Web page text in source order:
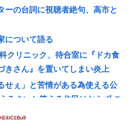
ーの台詞に視聴者絶句、高市と
について語る
クリニック、待合室に『ドカ食
きさん』を置いてしまい炎上
せぇ」と苦情がある為使える公
るさいと答える住民はおらず こ